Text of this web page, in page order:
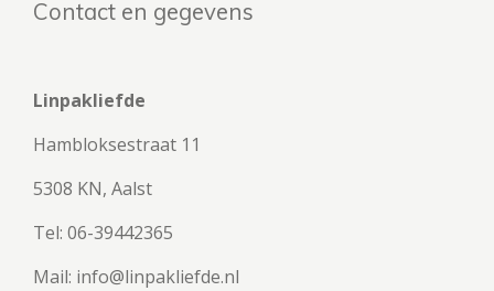
Contact en gegevens
Linpakliefde
Hambloksestraat 11
5308 KN, Aalst
Tel: 06-39442365
Mail: info@linpakliefde.nl